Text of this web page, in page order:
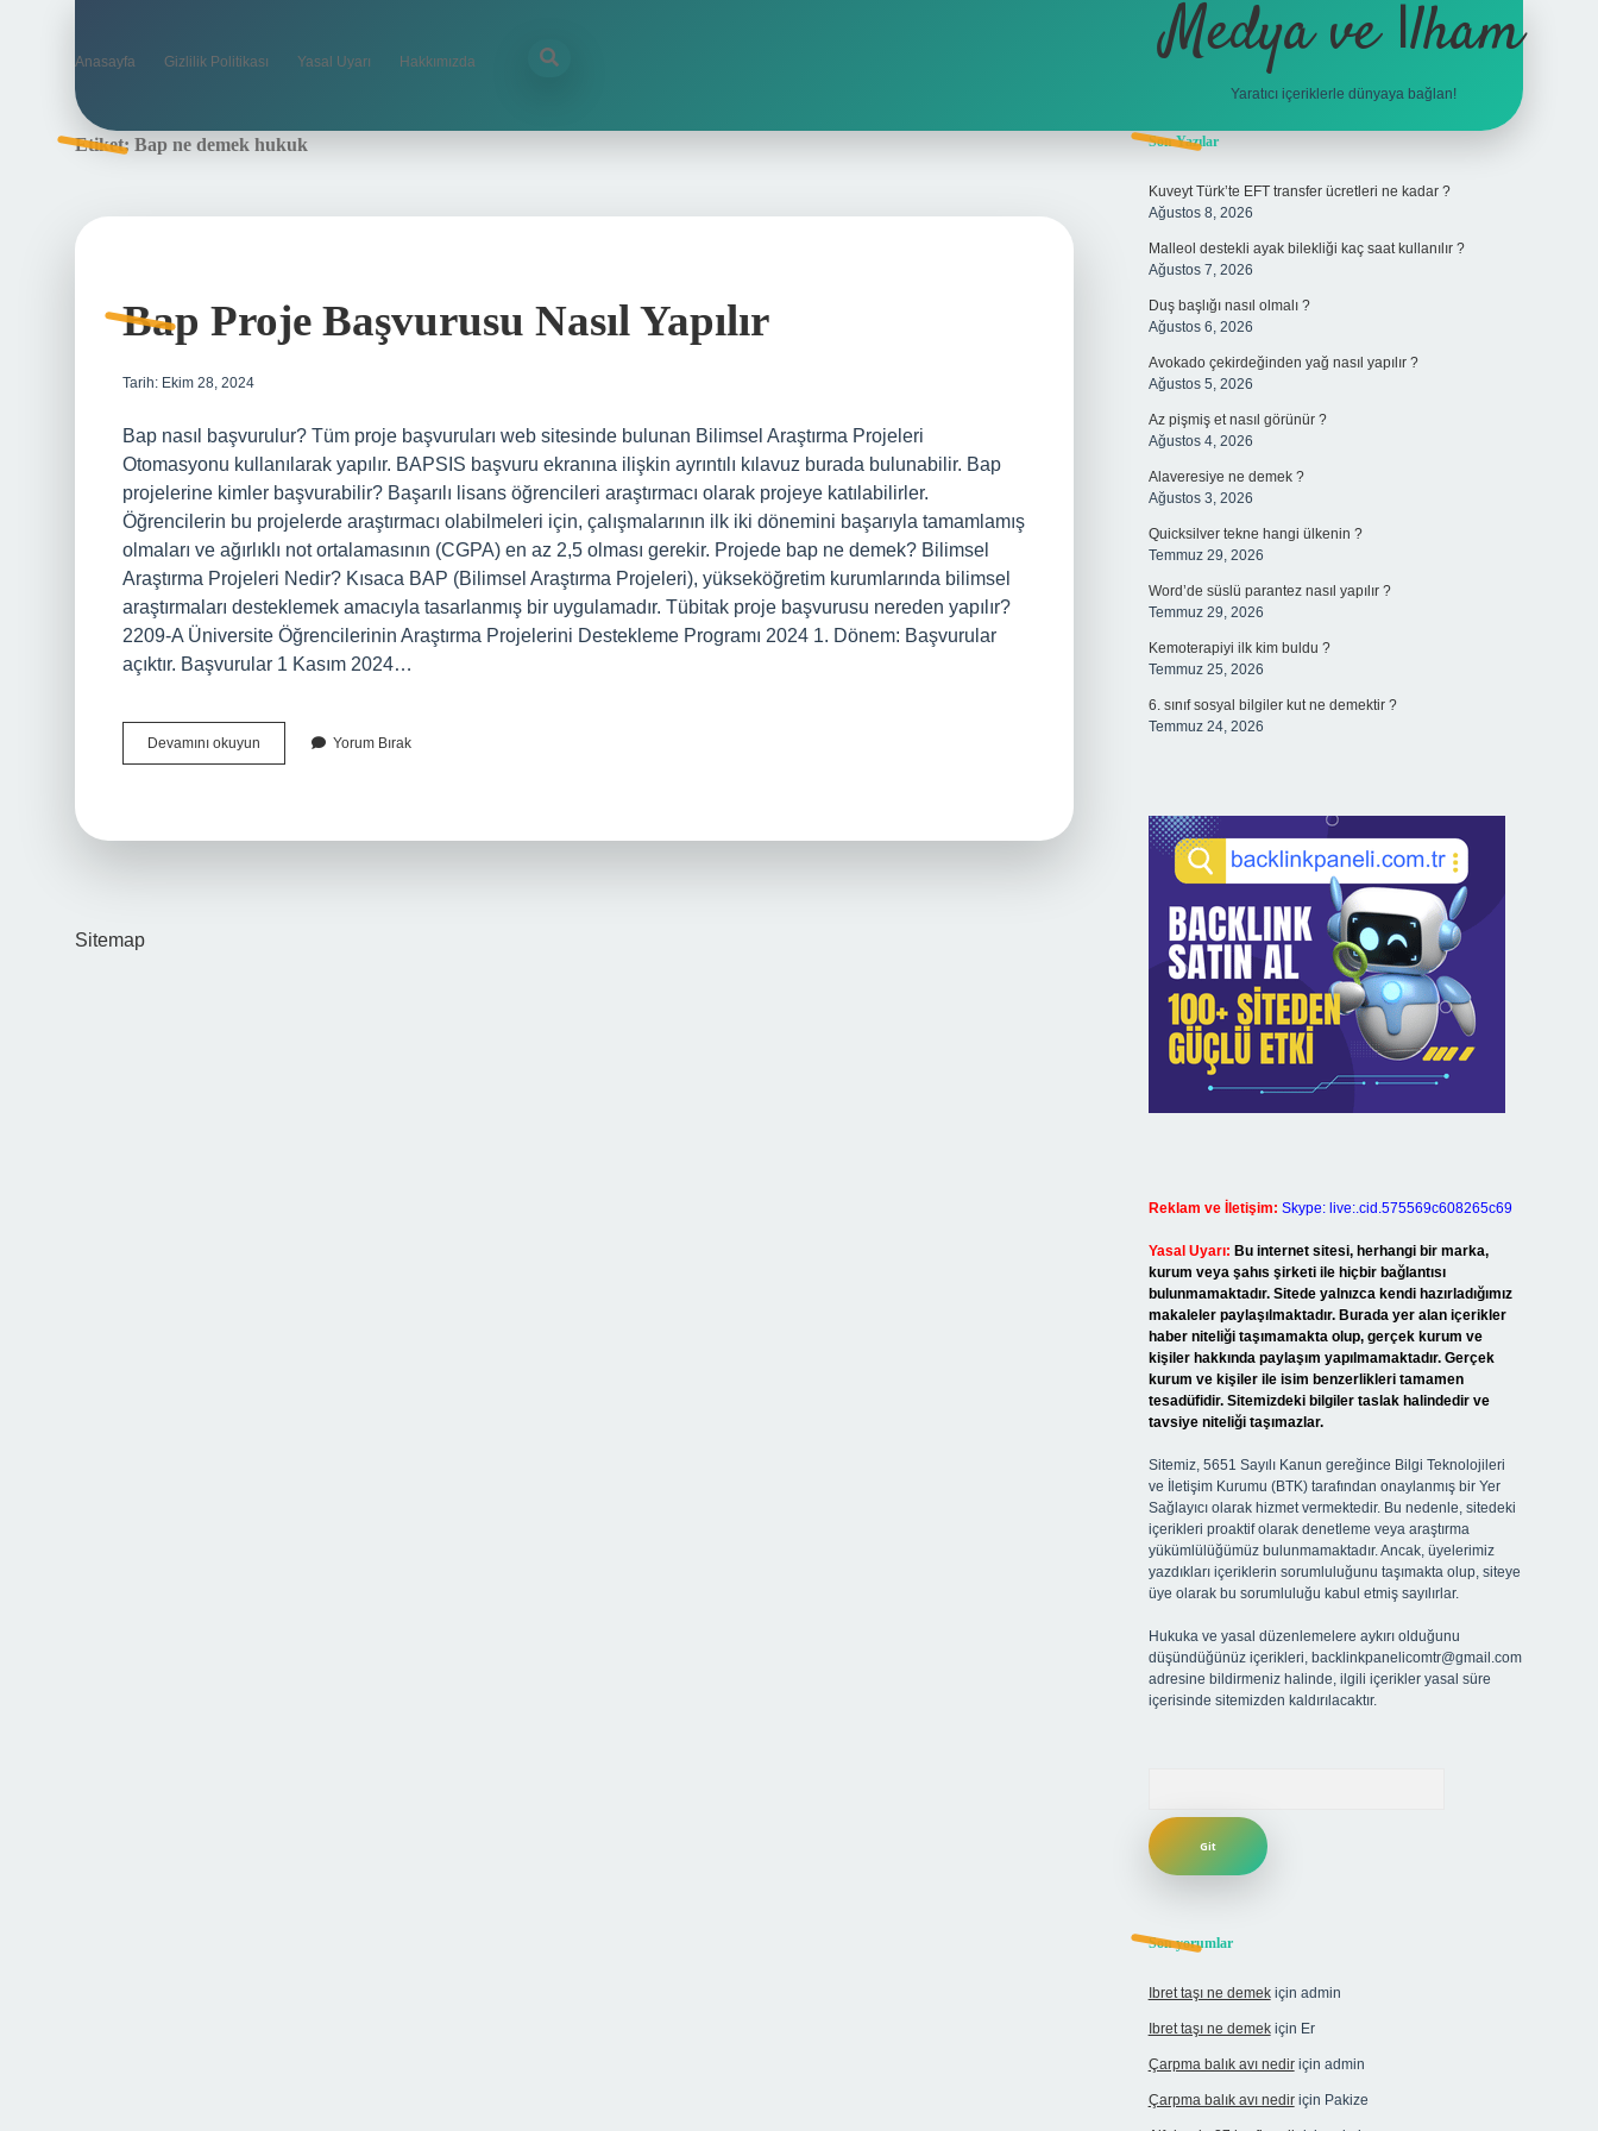
Anasayfa Gizlilik Politikası Yasal Uyarı Hakkımızda Medya ve İlham
Yaratıcı içeriklerle dünyaya bağlan!
Etiket: Bap ne demek hukuk
Bap Proje Başvurusu Nasıl Yapılır
Tarih: Ekim 28, 2024
Bap nasıl başvurulur? Tüm proje başvuruları web sitesinde bulunan Bilimsel Araştırma Projeleri
Otomasyonu kullanılarak yapılır. BAPSIS başvuru ekranına ilişkin ayrıntılı kılavuz burada bulunabilir. Bap
projelerine kimler başvurabilir? Başarılı lisans öğrencileri araştırmacı olarak projeye katılabilirler.
Öğrencilerin bu projelerde araştırmacı olabilmeleri için, çalışmalarının ilk iki dönemini başarıyla tamamlamış
olmaları ve ağırlıklı not ortalamasının (CGPA) en az 2,5 olması gerekir. Projede bap ne demek? Bilimsel
Araştırma Projeleri Nedir? Kısaca BAP (Bilimsel Araştırma Projeleri), yükseköğretim kurumlarında bilimsel
araştırmaları desteklemek amacıyla tasarlanmış bir uygulamadır. Tübitak proje başvurusu nereden yapılır?
2209-A Üniversite Öğrencilerinin Araştırma Projelerini Destekleme Programı 2024 1. Dönem: Başvurular
açıktır. Başvurular 1 Kasım 2024…
Devamını okuyun
Proje
Yorum Bırak
Sitemap
Sidebar
Son Yazılar
Kuveyt Türk’te EFT transfer ücretleri ne kadar ?
Ağustos 8, 2026
Malleol destekli ayak bilekliği kaç saat kullanılır ?
Ağustos 7, 2026
Duş başlığı nasıl olmalı ?
Ağustos 6, 2026
Avokado çekirdeğinden yağ nasıl yapılır ?
Ağustos 5, 2026
Az pişmiş et nasıl görünür ?
Ağustos 4, 2026
Alaveresiye ne demek ?
Ağustos 3, 2026
Quicksilver tekne hangi ülkenin ?
Temmuz 29, 2026
Word’de süslü parantez nasıl yapılır ?
Temmuz 29, 2026
Kemoterapiyi ilk kim buldu ?
Temmuz 25, 2026
6. sınıf sosyal bilgiler kut ne demektir ?
Temmuz 24, 2026
Reklam ve İletişim: Skype: live:.cid.575569c608265c69
Yasal Uyarı: Bu internet sitesi, herhangi bir marka,
kurum veya şahıs şirketi ile hiçbir bağlantısı
bulunmamaktadır. Sitede yalnızca kendi hazırladığımız
makaleler paylaşılmaktadır. Burada yer alan içerikler
haber niteliği taşımamakta olup, gerçek kurum ve
kişiler hakkında paylaşım yapılmamaktadır. Gerçek
kurum ve kişiler ile isim benzerlikleri tamamen
tesadüfidir. Sitemizdeki bilgiler taslak halindedir ve
tavsiye niteliği taşımazlar.
Sitemiz, 5651 Sayılı Kanun gereğince Bilgi Teknolojileri
ve İletişim Kurumu (BTK) tarafından onaylanmış bir Yer
Sağlayıcı olarak hizmet vermektedir. Bu nedenle, sitedeki
içerikleri proaktif olarak denetleme veya araştırma
yükümlülüğümüz bulunmamaktadır. Ancak, üyelerimiz
yazdıkları içeriklerin sorumluluğunu taşımakta olup, siteye
üye olarak bu sorumluluğu kabul etmiş sayılırlar.
Hukuka ve yasal düzenlemelere aykırı olduğunu
düşündüğünüz içerikleri, backlinkpanelicomtr@gmail.com
adresine bildirmeniz halinde, ilgili içerikler yasal süre
içerisinde sitemizden kaldırılacaktır.
Son yorumlar
Ibret taşı ne demekiçin admin
Ibret taşı ne demekiçin Er
Çarpma balık avı nediriçin admin
Çarpma balık avı nediriçin Pakize